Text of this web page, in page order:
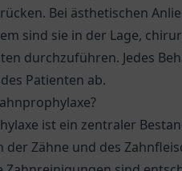
Bei ästhetischen
sind sie in der Lage,
durchzuführen. Jedes
Patienten ab.
ist ein zentraler
der Zähne und des